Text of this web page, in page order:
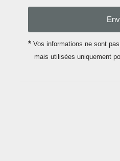
* Vos informations ne sont
mais utilisées uniquement